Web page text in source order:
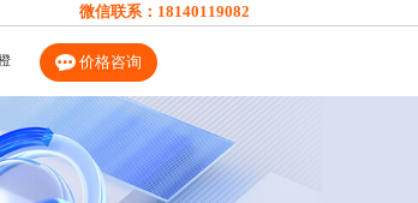
微信联系： 18140119082
价格咨询